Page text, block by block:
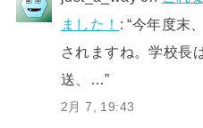
ました！ : “今年度末
されますね。学校長
送、…”
2月 7, 19:43